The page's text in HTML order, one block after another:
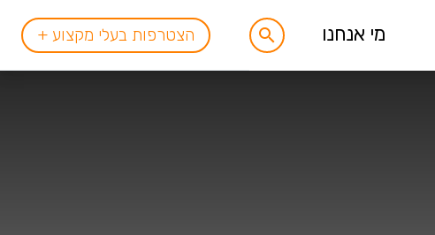
מי אנחנו הצטרפות בעלי מקצוע +